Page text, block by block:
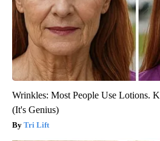
Wrinkles: Most People Use Lotions.
(It's Genius)
Tri Lift